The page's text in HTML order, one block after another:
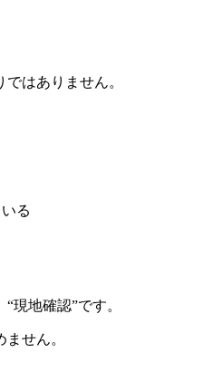
はありません。
る
現地確認”です。
せん。